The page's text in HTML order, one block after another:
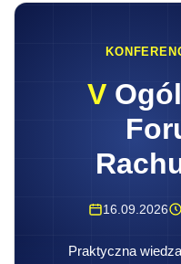
V
16.09.2026
Praktyczna